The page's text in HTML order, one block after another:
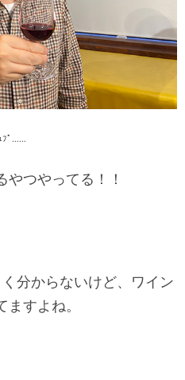
ﾌﾟ……
やつやってる！！
分からないけど、ワイン
すよね。